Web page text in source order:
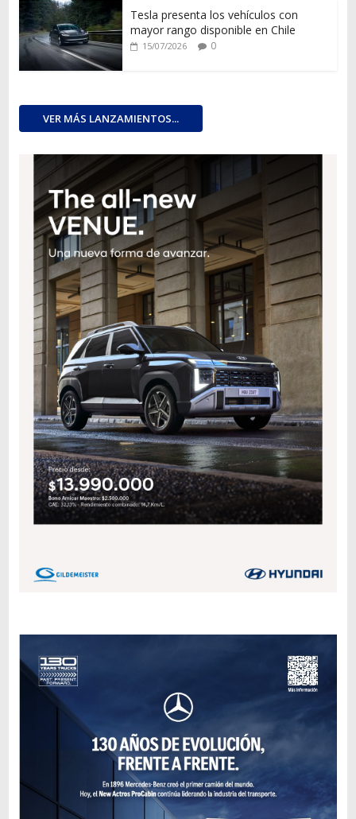
Tesla presenta los vehículos con
mayor rango disponible en Chile
15/07/2026 0
VER MÁS LANZAMIENTOS...